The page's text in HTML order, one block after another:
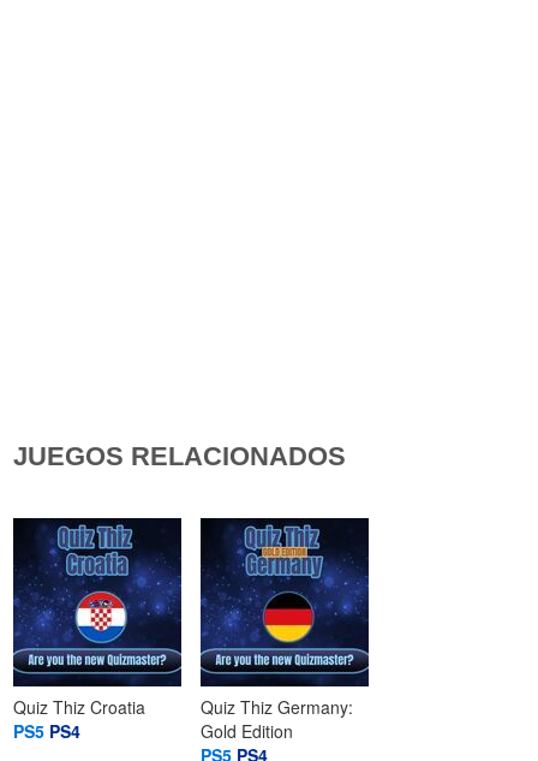
JUEGOS RELACIONADOS
Quiz Thiz Croatia
PS5 PS4
Quiz Thiz Germany:
Gold Edition
PS5 PS4